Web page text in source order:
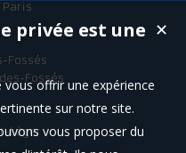
Fossés
Fossés
Léger
✕
privée est une
offrir une expérience
sur notre site.
vous proposer du